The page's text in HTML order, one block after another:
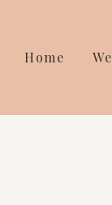
Home